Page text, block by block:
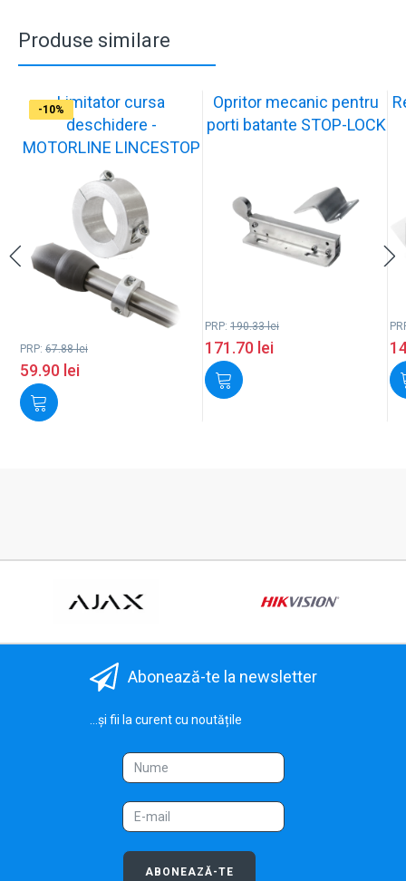
Produse similare
-12%Limitator cursa
deschidere -
MOTORLINE LINCESTOP
PRP: 67.88lei
59.90 lei
-10%
Opritor mecanic pentru
porti batante STOP-LOCK
PRP: 190.33lei
171.70 lei
-10%
-11%
-10%
-11%
-9%
-10%
-11%
-10%
Abonează-te la newsletter
...și fii la curent cu noutățile
ABONEAZĂ-TE